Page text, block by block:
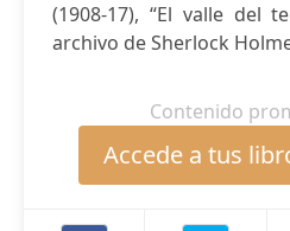
(1908-17), “El valle del
archivo de Sherlock
Contenido
Accede a tus